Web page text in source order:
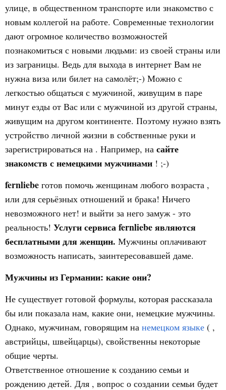
улице, в общественном транспорте или знакомство с
новым коллегой на работе. Современные технологии
дают огромное количество возможностей
познакомиться с новыми людьми: из своей страны или
из заграницы. Ведь для выхода в интернет Вам не
нужна виза или билет на самолёт;-) Можно с
легкостью общаться с мужчиной, живущим в паре
минут езды от Вас или с мужчиной из другой страны,
живущим на другом континенте. Поэтому нужно взять
устройство личной жизни в собственные руки и
зарегистрироваться на . Например, на сайте
знакомств с немецкими мужчинами ! ;-)
fernliebe готов помочь женщинам любого возраста ,
или для серьёзных отношений и брака! Ничего
невозможного нет! и выйти за него замуж - это
реальность! Услуги сервиса fernliebe являются
бесплатными для женщин. Мужчины оплачивают
возможность написать, заинтересовавшей даме.
Мужчины из Германии: какие они?
Не существует готовой формулы, которая рассказала
бы или показала нам, какие они, немецкие мужчины.
Однако, мужчинам, говорящим на немецком языке ( ,
австрийцы, швейцарцы), свойственны некоторые
общие черты.
Ответственное отношение к созданию семьи и
рождению детей. Для , вопрос о создании семьи будет